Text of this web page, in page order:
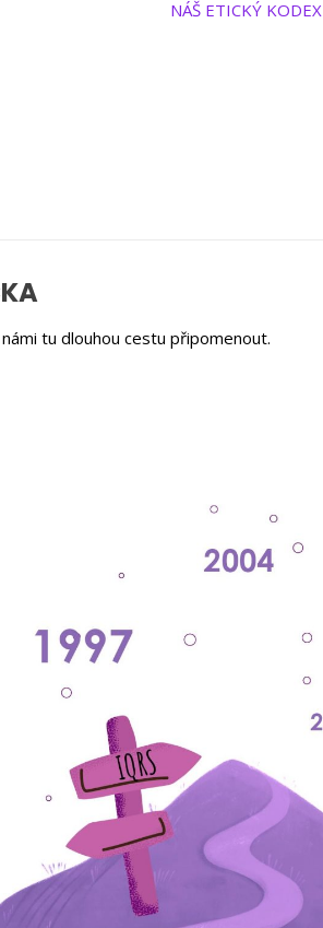
NÁŠ ETICKÝ KODEX
tu dlouhou cestu připomenout.